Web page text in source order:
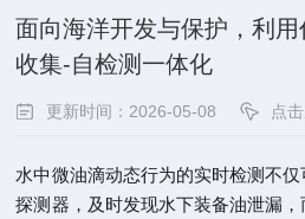
面向海洋开发与保护，利
收集-自检测一体化
更新时间：2026-05-08 点
水中微油滴动态行为的实时检测不
探测器，及时发现水下装备油泄漏